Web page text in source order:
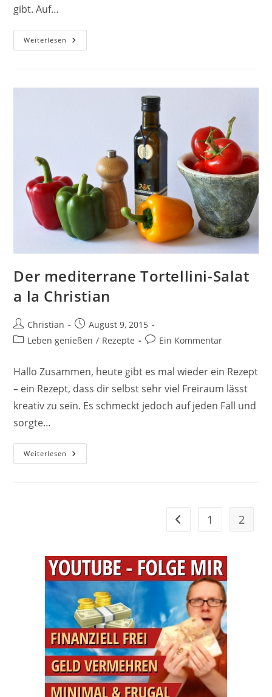
gibt. Auf…
Weiterlesen „Kalte
Schnauze“
Gemacht
Der mediterrane Tortellini-Salat
a la Christian
Beitrags-
Autor:
Christian
Beitrag
veröffentlicht:
August 9, 2015
Beitrags-
Leben genießen / Rezepte
Beitrags-
Ein Kommentar
Hallo Zusammen, heute gibt es mal wieder ein Rezept
– ein Rezept, dass dir selbst sehr viel Freiraum lässt
kreativ zu sein. Es schmeckt jedoch auf jeden Fall und
sorgte…
Weiterlesen Der
Mediterrane
Gehe zur vorherigen
1 2